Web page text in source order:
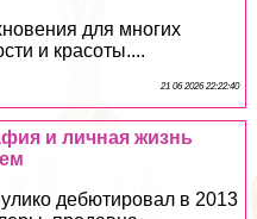
для многих
и красоты....
21 06 2026 22:22:40
и личная жизнь
дебютировал в 2013